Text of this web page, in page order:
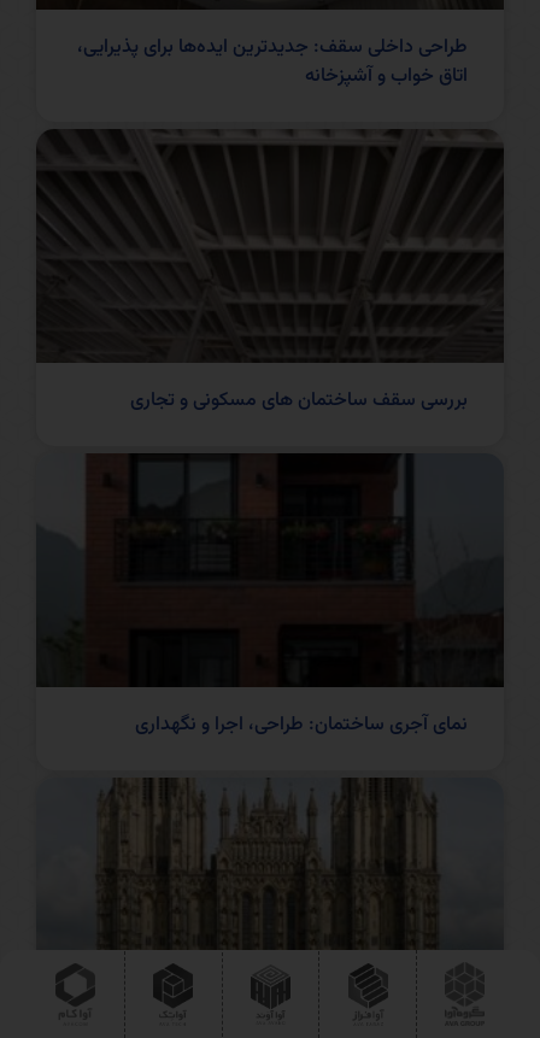
طراحی داخلی سقف: جدیدترین ایده‌ها برای پذیرایی،
اتاق خواب و آشپزخانه
بررسی سقف ساختمان های مسکونی و تجاری
نمای آجری ساختمان: طراحی، اجرا و نگهداری